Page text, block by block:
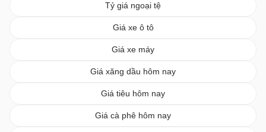
Tỷ giá ngoại tệ
Giá xe ô tô
Giá xe máy
Giá xăng dầu hôm nay
Giá tiêu hôm nay
Giá cà phê hôm nay